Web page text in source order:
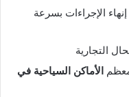
الإجراءات بسرعة
التجارية
الأماكن السياحية في